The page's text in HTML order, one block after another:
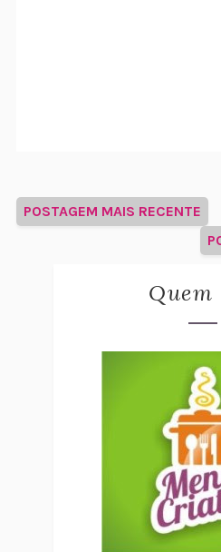
POSTAGEM MAIS RECENTE
Quem